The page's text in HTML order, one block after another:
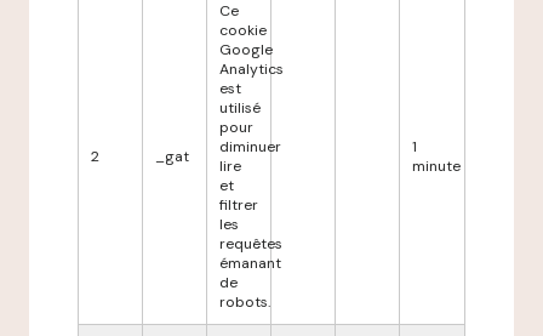
2 _gat
Ce
cookie
Google
Analytics
est
utilisé
pour
diminuer
lire
et
filtrer
les
requêtes
émanant
de
robots.
1
minute